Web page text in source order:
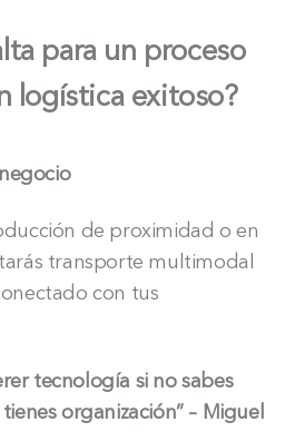
para un proceso
logística exitoso?
de proximidad o en
transporte multimodal
con tus
tecnología si no sabes
organización” – Miguel